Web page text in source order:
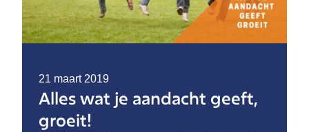
21 maart 2019
Alles wat je aandacht geeft,
groeit!